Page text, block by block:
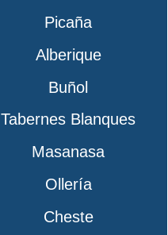
Picaña
Alberique
Buñol
Tabernes Blanques
Masanasa
Ollería
Cheste